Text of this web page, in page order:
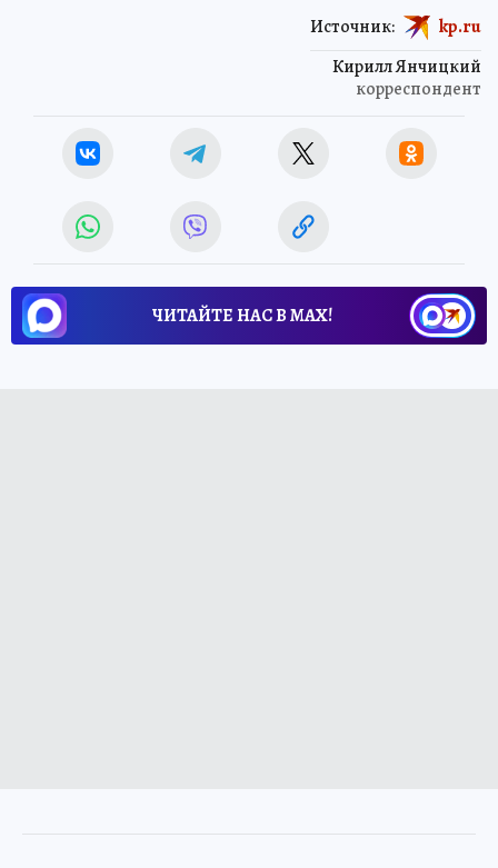
Кирилл Янчицкий
корреспондент
Источник: kp.ru
ЧИТАЙТЕ НАС В МАХ!